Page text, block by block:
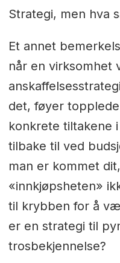
Strategi, men hva
Et annet
når en virksomhet
det, føyer
konkrete tiltakene
tilbake til ved
man er kommet
«innkjøpsheten»
til krybben for å
er en strategi til
trosbekjennelse?